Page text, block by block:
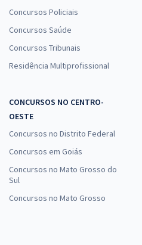
Concursos Policiais
Concursos Saúde
Concursos Tribunais
Residência Multiprofissional
CONCURSOS NO CENTRO-
OESTE
Concursos no Distrito Federal
Concursos em Goiás
Concursos no Mato Grosso do
Sul
Concursos no Mato Grosso